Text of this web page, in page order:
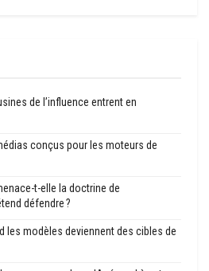
de l’influence entrent en
conçus pour les moteurs de
t-elle la doctrine de
défendre ?
les modèles deviennent des cibles de